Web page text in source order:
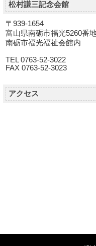
松村謙三記念会館
〒939-1654
富山県南砺市福光5260番
南砺市福光福祉会館内
TEL 0763-52-3022
FAX 0763-52-3023
アクセス